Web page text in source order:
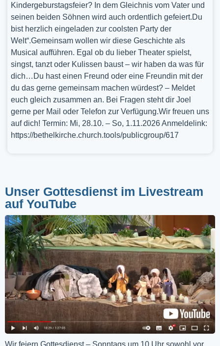
Kindergeburstagsfeier? In dem Gleichnis vom Vater und
seinen beiden Söhnen wird auch ordentlich gefeiert.Du
bist herzlich eingeladen zur coolsten Party der
Welt“.Gemeinsam wollen wir diese Geschichte als
Musical aufführen. Egal ob du lieber Theater spielst,
singst, tanzt oder Kulissen baust – wir haben da was für
dich…Du hast einen Freund oder eine Freundin mit der
du das gerne gemeinsam machen würdest? – Meldet
euch gleich zusammen an. Bei Fragen steht dir Joel
gerne per Mail oder Telefon zur Verfügung.Wir freuen uns
auf dich! Termin: Mi, 28.10. – So, 1.11.2026 Anmeldelink:
https://bethelkirche.church.tools/publicgroup/617
Unser Gottesdienst im Livestream
auf YouTube
Wir feiern Gottesdienst – Sonntags um 10 Uhr sowohl vor